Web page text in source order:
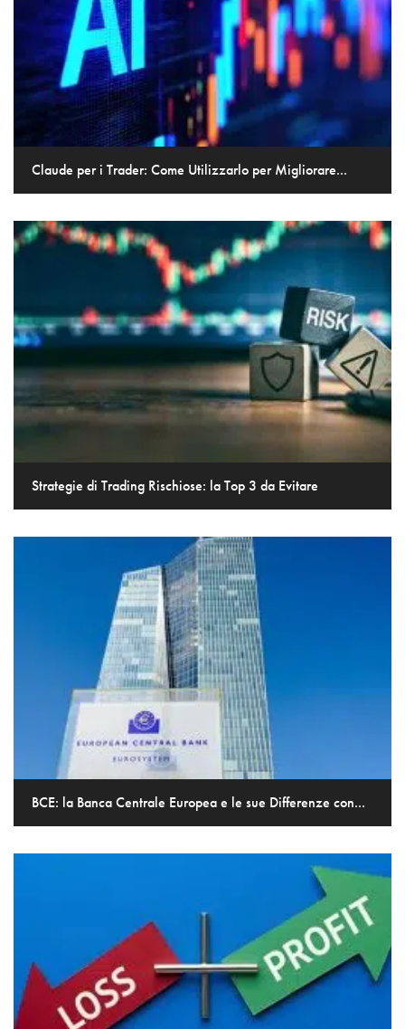
Claude per i Trader: Come Utilizzarlo per Migliorare...
Strategie di Trading Rischiose: la Top 3 da Evitare
BCE: la Banca Centrale Europea e le sue Differenze con...